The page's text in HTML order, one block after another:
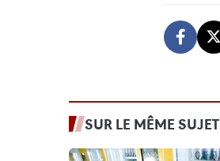
SUR LE MÊME SUJET